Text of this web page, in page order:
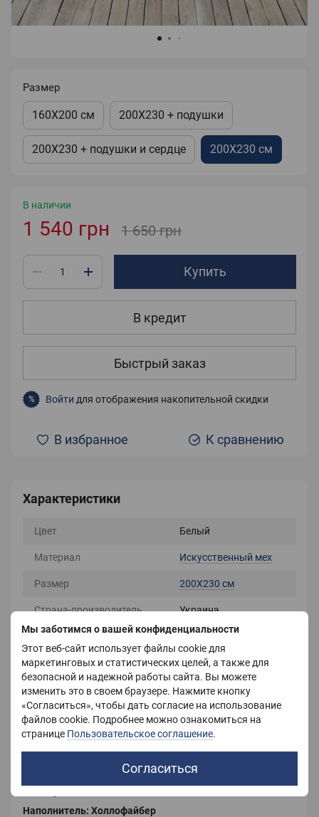
Мы заботимся о вашей конфиденциальности
Этот веб-сайт использует файлы cookie для
маркетинговых и статистических целей, а также для
безопасной и надежной работы сайта. Вы можете
изменить это в своем браузере. Нажмите кнопку
«Согласиться», чтобы дать согласие на использование
файлов cookie. Подробнее можно ознакомиться на
странице Пользовательское соглашение.
Согласиться
Размер
160X200 см 200X230 + подушки
200X230 + подушки и сердце 200Х230 см
В наличии
1 540 грн 1 650 грн
Купить
В кредит
Быстрый заказ
% Войти для отображения накопительной скидки
В избранное К сравнению
Характеристики
Цвет Белый
Материал Искусственный мех
Размер 200Х230 см
Страна-производитель Украина
Наполнитель Холлофайбер
Вес 4600 г
Сезонность 4 сезона
Описание
Меховое одеяло травка
Наполнитель: Холлофайбер